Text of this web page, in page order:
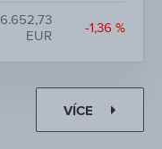
6.652,73
EUR
-1,36 %
VÍCE